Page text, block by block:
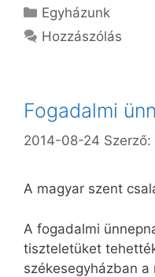
Kategória
Egyházunk
Hozzászólás
Fogadalmi
2014-08-24 Szerző:
A magyar szent
A fogadalmi
tiszteletüket
székesegyházban a